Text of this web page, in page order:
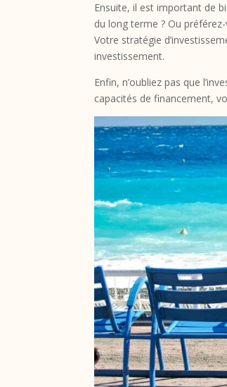
Ensuite, il est important de
du long terme ? Ou
Votre stratégie
investissement.
Enfin, n’oubliez pas que
capacités de financement,